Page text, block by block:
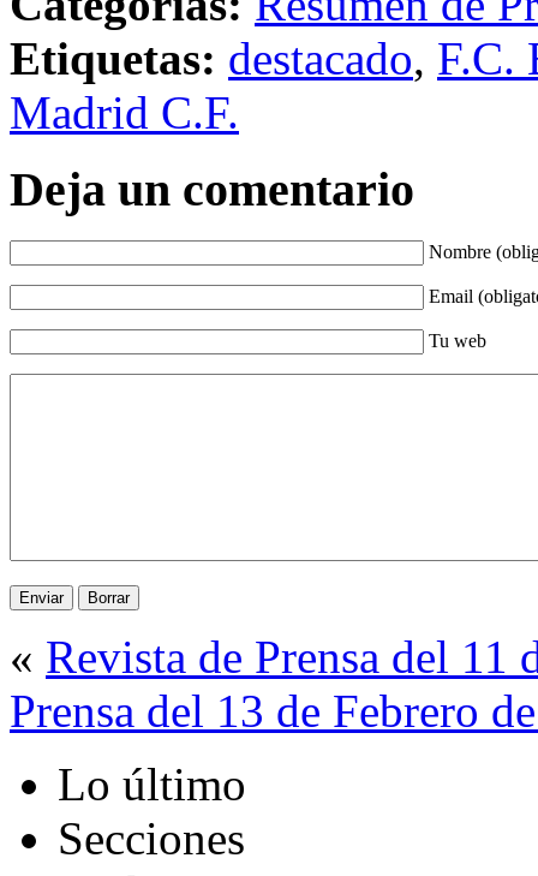
Etiquetas: destacado, F.C.
Madrid C.F.
Deja un comentario
Nombre
Email
Tu web
« Revista de Prensa del 11
Prensa del 13 de Febrero
Lo último
Secciones